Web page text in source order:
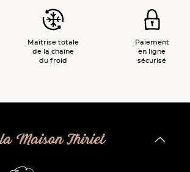
Maîtrise totale
de la chaîne
du froid
Paiement
en ligne
sécurisé
la Maison Thiriet